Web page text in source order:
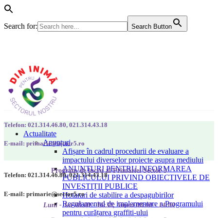
Search for: Search Button
Actualitate
Anunțuri
Afișare în cadrul procedurii de evaluare a
impactului diverselor proiecte asupra mediului
ANUNȚURI PENTRU INFORMAREA
PUBLICULUI PRIVIND OBIECTIVELE DE
INVESTIȚII PUBLICE
Hotarari de stabilire a despagubirilor
Regulamentul de implementare a Programului
pentru curățarea graffiti-ului
Telefon: 021.314.46.80, 021.314.43.18
E-mail: primarie@sector5.ro
Program de lucru al Primăriei Sector 5
Luni - Joi 08:00 - 16:30; Vineri 08:00 - 14:00
Telefon: 021.314.46.80, 021.314.43.18
E-mail: primarie@sector5.ro